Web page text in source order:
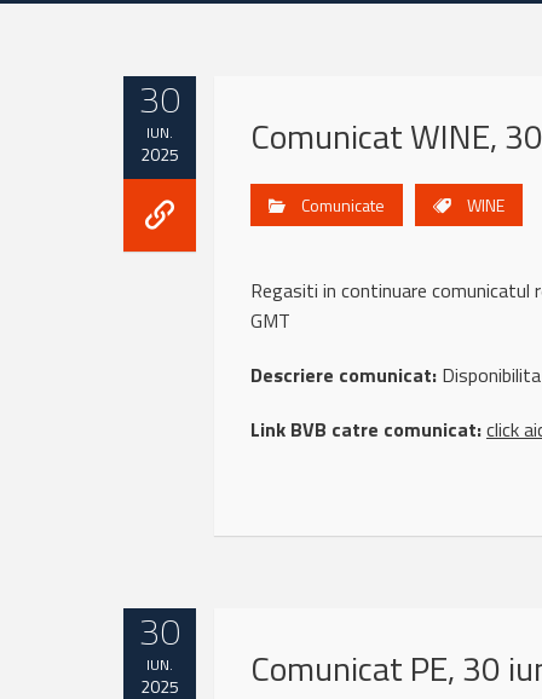
30
IUN.
2025 Comunicat WINE,
Comunicate WINE
Regasiti in continuare comunicatul
GMT
Descriere comunicat:
Link BVB catre comunicat:click
30
IUN.
2025 Comunicat PE, 30